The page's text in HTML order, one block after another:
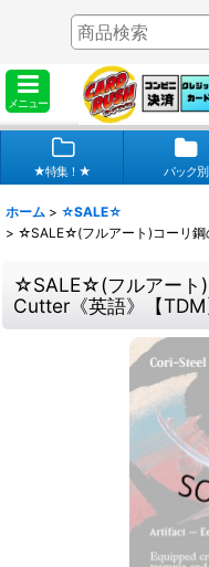
メニュー
★特集！★ パック別
ホーム > ☆SALE☆
> ☆SALE☆(フルアート)コーリ鋼
☆SALE☆(フルアート
Cutter《英語》【TDM